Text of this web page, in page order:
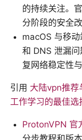
的持续关注。
分阶段的安全
macOS 与移
和 DNS 泄漏
复网络稳定性
引用 大陆vpn推荐
工作学习的最佳选
ProtonVPN 官